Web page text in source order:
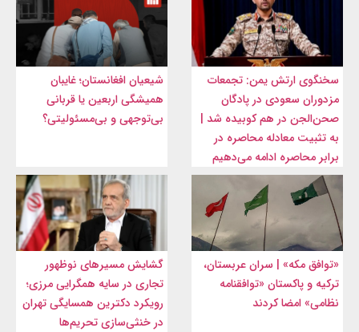
سخنگوی ارتش یمن: تجمعات
مزدوران سعودی در پادگان
صحن‌الجن در هم کوبیده شد |
به تثبیت معادله محاصره در
برابر محاصره ادامه می‌دهیم
شیعیان افغانستان؛ غایبان
همیشگی اربعین یا قربانی
بی‌توجهی و بی‌مسئولیتی؟
«توافق مکه» | سران عربستان،
ترکیه و پاکستان «توافقنامه
نظامی» امضا کردند
گشایش مسیرهای نوظهور
تجاری در سایه همگرایی مرزی؛
رویکرد دکترین همسایگی تهران
در خنثی‌سازی تحریم‌ها